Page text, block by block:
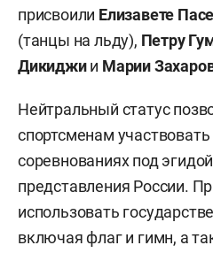
присвоили Елизавете
(танцы на льду), Петру
Дикиджии Марии
Нейтральный статус
спортсменам
соревнованиях под
представления России.
использовать
включая флаг и гимн, а